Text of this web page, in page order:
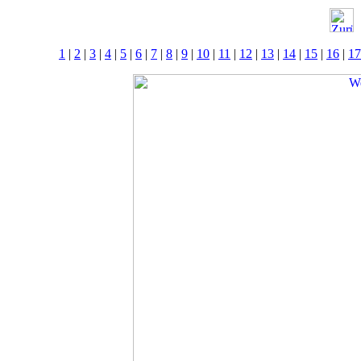
1 | 2 | 3 | 4 | 5 | 6 | 7 | 8 | 9 | 10 | 11 | 12 | 13 | 14 | 15 | 16 | 17